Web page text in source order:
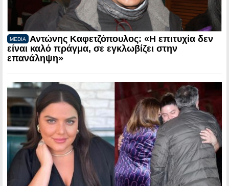
MEDIA
Αντώνης Καφετζόπουλος: «Η επιτυχία δεν
είναι καλό πράγμα, σε εγκλωβίζει στην
επανάληψη»